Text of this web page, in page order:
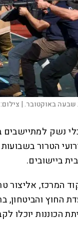
שבעה באוקטובר. | צילום:
נשק למתיישבים
הטרור
ביישובים.
המרכז, אליצור
החוץ והביטחון,
הכוננות יוכלו